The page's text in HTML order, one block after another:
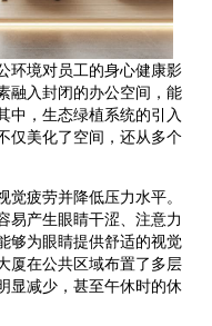
环境对员工的身心健康影
融入封闭的办公空间，能
中，生态绿植系统的引入
仅美化了空间，还从多个
疲劳并降低压力水平。
易产生眼睛干涩、注意力
够为眼睛提供舒适的视觉
厦在公共区域布置了多层
显减少，甚至午休时的休